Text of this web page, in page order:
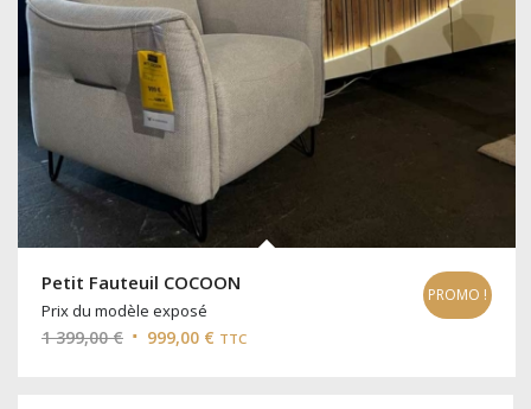
Petit Fauteuil COCOON
Prix du modèle exposé
1 399,00€ Le 999,00 € Le
TTC
PROMO !